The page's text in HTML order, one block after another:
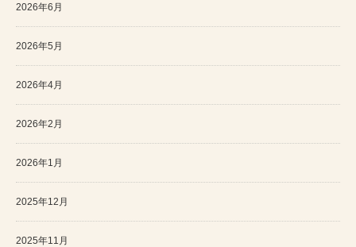
2026年6月
2026年5月
2026年4月
2026年2月
2026年1月
2025年12月
2025年11月